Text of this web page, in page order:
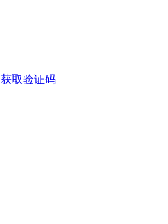
获取验证码